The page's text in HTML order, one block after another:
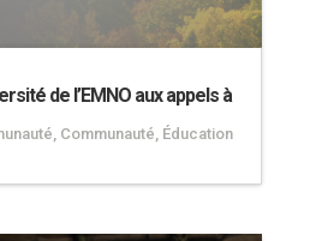
de l’EMNO aux appels à
Communauté Éducation